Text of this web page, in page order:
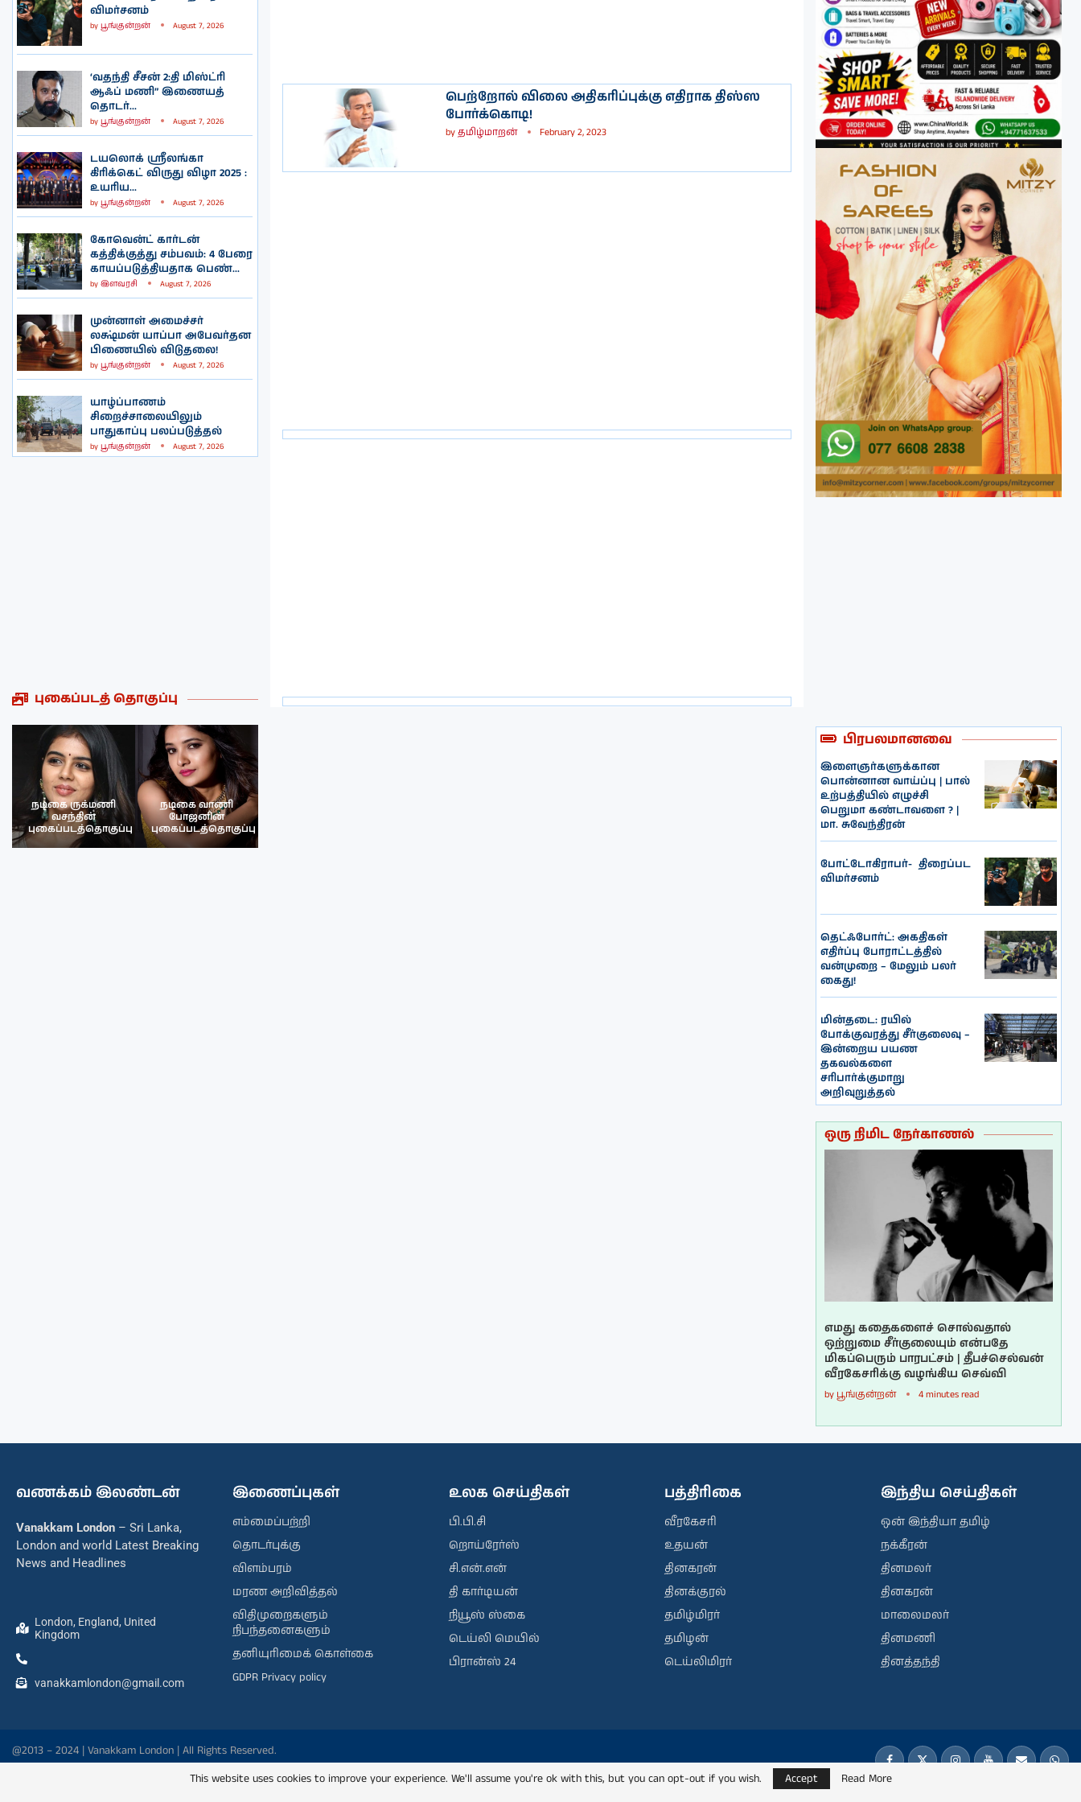
விமர்சனம்
by பூங்குன்றன் August 7, 2026
‘வதந்தி சீசன் 2:தி மிஸ்ட்ரி
ஆஃப் மணி” இணையத்
தொடர்...
by பூங்குன்றன் August 7, 2026
டயலொக் ஸ்ரீலங்கா
கிரிக்கெட் விருது விழா 2025 :
உயரிய...
by பூங்குன்றன் August 7, 2026
கோவென்ட் கார்டன்
கத்திக்குத்து சம்பவம்: 4 பேரை
காயப்படுத்தியதாக பெண்...
by இளவரசி August 7, 2026
முன்னாள் அமைச்சர்
லக்ஷ்மன் யாப்பா அபேவர்தன
பிணையில் விடுதலை!
by பூங்குன்றன் August 7, 2026
யாழ்ப்பாணம்
சிறைச்சாலையிலும்
பாதுகாப்பு பலப்படுத்தல்
by பூங்குன்றன் August 7, 2026
புகைப்படத் தொகுப்பு
நடிகை ருக்மணி
வசந்தின்
புகைப்படத்தொகுப்பு
நடிகை வாணி
போஜனின்
புகைப்படத்தொகுப்பு
பெற்றோல் விலை அதிகரிப்புக்கு எதிராக திஸ்ஸ
போர்க்கொடி!
byதமிழ்மாறன் February 2, 2023
பிரபலமானவை
இளைஞர்களுக்கான
பொன்னான வாய்ப்பு | பால்
உற்பத்தியில் எழுச்சி
பெறுமா கண்டாவளை ? |
மா. சுவேந்திரன்
போட்டோகிராபர்- ‌ திரைப்பட
விமர்சனம்
தெட்ஃபோர்ட்: அகதிகள்
எதிர்ப்பு போராட்டத்தில்
வன்முறை – மேலும் பலர்
கைது!
மின்தடை: ரயில்
போக்குவரத்து சீர்குலைவு –
இன்றைய பயண
தகவல்களை
சரிபார்க்குமாறு
அறிவுறுத்தல்
ஒரு நிமிட நேர்காணல்
எமது கதைகளைச் சொல்வதால்
ஒற்றுமை சீர்குலையும் என்பதே
மிகப்பெரும் பாரபட்சம் | தீபச்செல்வன்
வீரகேசரிக்கு வழங்கிய செவ்வி
by பூங்குன்றன் 4 minutes read
வணக்கம் இலண்டன்
Vanakkam London – Sri Lanka,
London and world Latest Breaking
News and Headlines
London, England, United
Kingdom
vanakkamlondon@gmail.com
இணைப்புகள்
எம்மைப்பற்றி
தொடர்புக்கு
விளம்பரம்
மரண அறிவித்தல்
விதிமுறைகளும்
நிபந்தனைகளும்
தனியுரிமைக் கொள்கை
GDPR Privacy policy
உலக செய்திகள்
பி.பி.சி
றொய்ரேர்ஸ்
சி.என்.என்
தி கார்டியன்
நியூஸ் ஸ்கை
டெய்லி மெயில்
பிரான்ஸ் 24
பத்திரிகை
வீரகேசரி
உதயன்
தினகரன்
தினக்குரல்
தமிழ்மிரர்
தமிழன்
டெய்லிமிரர்
இந்திய செய்திகள்
ஒன் இந்தியா தமிழ்
நக்கீரன்
தினமலர்
தினகரன்
மாலைமலர்
தினமணி
தினத்தந்தி
@2013 – 2024 | Vanakkam London | All Rights Reserved.
This website uses cookies to improve your experience. We'll assume you're ok with this, but you can opt-out if you wish.
Accept Read More